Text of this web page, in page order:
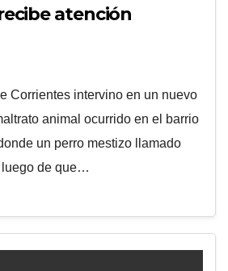
atención
Corrientes intervino en un nuevo
animal ocurrido en el barrio
un perro mestizo llamado
luego de que…